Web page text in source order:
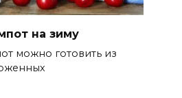
на зиму
можно готовить из